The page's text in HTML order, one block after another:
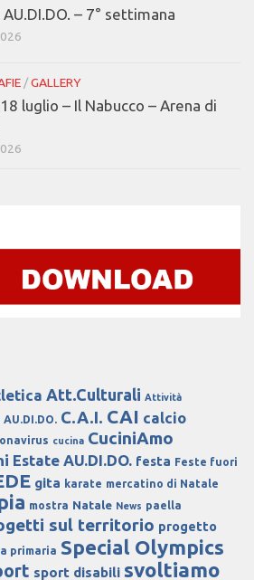
AU.DI.DO. – 7° settimana
/GALLERY
luglio – Il Nabucco – Arena di
Att.Culturali Attività
AU.DI.DO. C.A.I. CAI calcio
cucina CuciniAmo
Estate AU.DI.DO. festa Feste fuori
gita karate mercatino di Natale
mostra Natale News paella
sul territorio progetto
primaria Special Olympics
sport disabili svoltiamo